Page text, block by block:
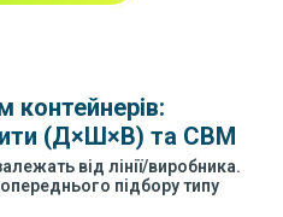
контейнерів:
(Д×Ш×В) та CBM
від лінії/виробника.
підбору типу